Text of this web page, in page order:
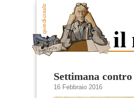
Settimana
16 Febbraio 2016